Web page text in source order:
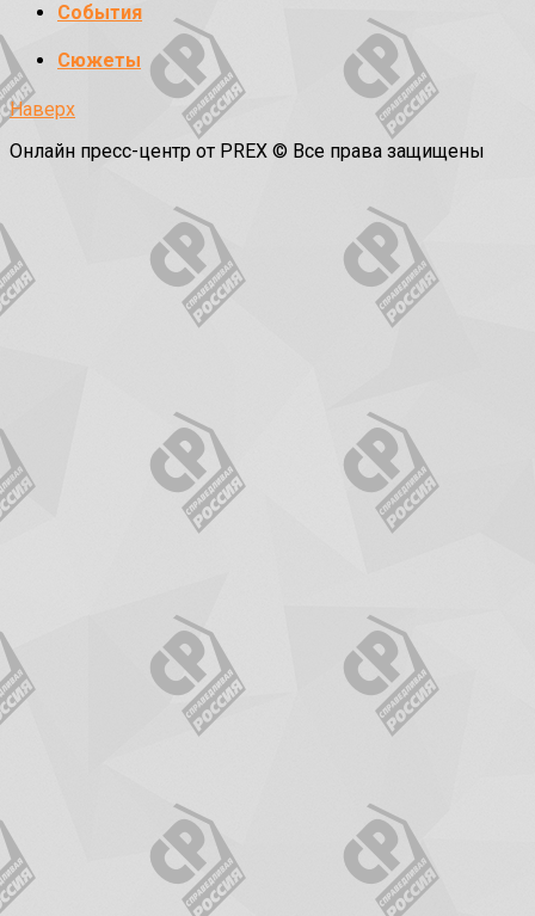
События
Сюжеты
Наверх
Онлайн пресс-центр от PREX © Все права защищены